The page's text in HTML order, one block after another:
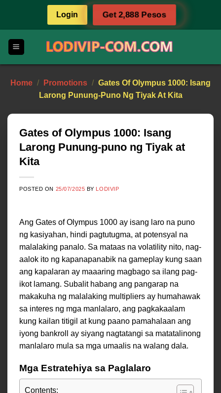
content
Login Get 2,888 Pesos
Home / Promotions / Gates Of Olympus 1000: Isang
Larong Punung-Puno Ng Tiyak At Kita
Gates of Olympus 1000: Isang
Larong Punung-puno ng Tiyak at
Kita
POSTED ON 25/07/2025 BY LODIVIP
Ang Gates of Olympus 1000 ay isang laro na puno
ng kasiyahan, hindi pagtutugma, at potensyal na
malalaking panalo. Sa mataas na volatility nito, nag-
aalok ito ng kapanapanabik na gameplay kung saan
ang kapalaran ay maaaring magbago sa ilang pag-
ikot lamang. Subalit habang ang pangarap na
makakuha ng malalaking multipliers ay humahawak
sa interes ng mga manlalaro, ang pagkakaalam
kung kailan titigil at kung paano pamahalaan ang
iyong bankroll ay siyang nagtatangi sa matatalinong
manlalaro mula sa mga umaalis na walang dala.
Mga Estratehiya sa Paglalaro
Contents: